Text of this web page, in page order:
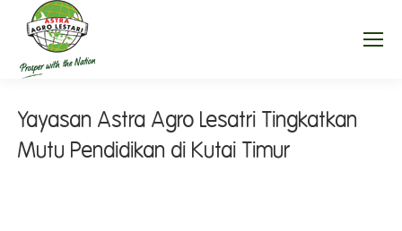
Yayasan Astra Agro Lesatri Tingkatkan
Mutu Pendidikan di Kutai Timur